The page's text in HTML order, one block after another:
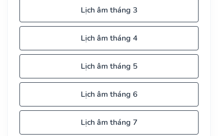
Lịch âm tháng 3
Lịch âm tháng 4
Lịch âm tháng 5
Lịch âm tháng 6
Lịch âm tháng 7